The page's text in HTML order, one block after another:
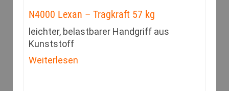
N4000 Lexan – Tragkraft 57 kg
leichter, belastbarer Handgriff aus
Kunststoff
Weiterlesen